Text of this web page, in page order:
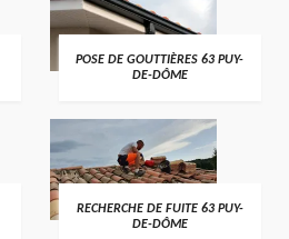
POSE DE GOUTTIÈRES 63 PUY-
DE-DÔME
RECHERCHE DE FUITE 63 PUY-
DE-DÔME